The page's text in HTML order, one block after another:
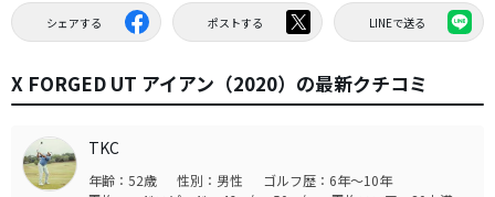
シェアする ポストする LINEで送る
X FORGED UT アイアン（2020）の最新クチコミ
TKC
年齢：52歳 性別：男性
ゴルフ歴：6年～10年